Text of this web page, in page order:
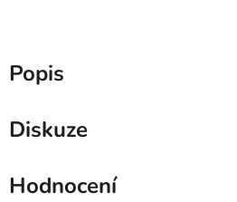
Popis
Diskuze
Hodnocení